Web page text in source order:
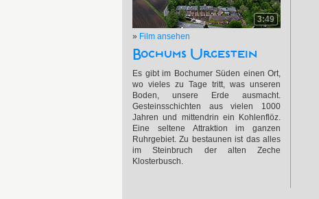
3:49
» Film ansehen
Bochums Urgestein
Es gibt im Bochumer Süden einen Ort,
wo vieles zu Tage tritt, was unseren
Boden, unsere Erde ausmacht.
Gesteinsschichten aus vielen 1000
Jahren und mittendrin ein Kohlenflöz.
Eine seltene Attraktion im ganzen
Ruhrgebiet. Zu bestaunen ist das alles
im Steinbruch der alten Zeche
Klosterbusch.